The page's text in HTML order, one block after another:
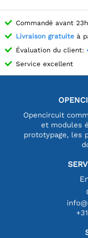
Commandé avant
Livraison gratuite à
Évaluation du client:
Service excellent
Opencircuit
et modules
prototypage, les